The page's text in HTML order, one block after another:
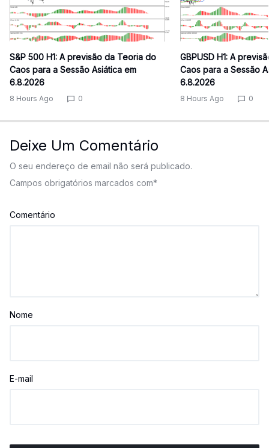
S&P 500 H1: A previsão da Teoria do
Caos para a Sessão Asiática em
6.8.2026
8 Hours Ago 0
GBPUSD H1: A
Caos para a Sessão
6.8.2026
8 Hours Ago 0
Deixe Um Comentário
O seu endereço de email não será publicado.
Campos obrigatórios marcados com*
Comentário
Nome
E-mail